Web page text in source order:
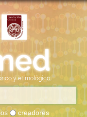
y etimológico
creadores